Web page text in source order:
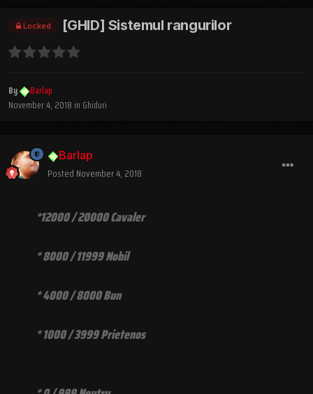
Locked [GHID] Sistemul rangurilor
By
Barlap
November 4, 2018 in Ghiduri
Barlap
Posted November 4, 2018
*12000 / 20000 Cavaler
* 8000 / 11999 Nobil
* 4000 / 8000 Bun
* 1000 / 3999 Prietenos